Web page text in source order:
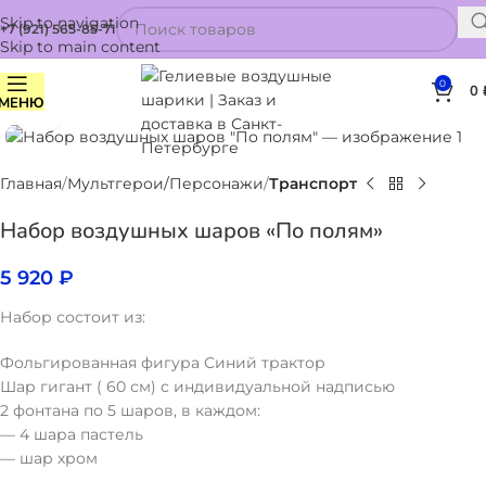
Skip to navigation
Skip to main content
+7 (921) 565-85-71
0 0
Нажмите, чтобы увеличить
Главная Мультгерои/Персонажи Транспорт
Набор воздушных шаров «По полям»
5 920 ₽
Набор состоит из:
Фольгированная фигура Синий трактор
Шар гигант ( 60 см) с индивидуальной надписью
2 фонтана по 5 шаров, в каждом:
— 4 шара пастель
— шар хром